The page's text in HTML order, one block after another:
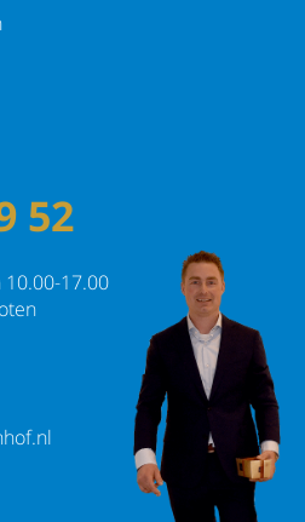
52
10.00-17.00